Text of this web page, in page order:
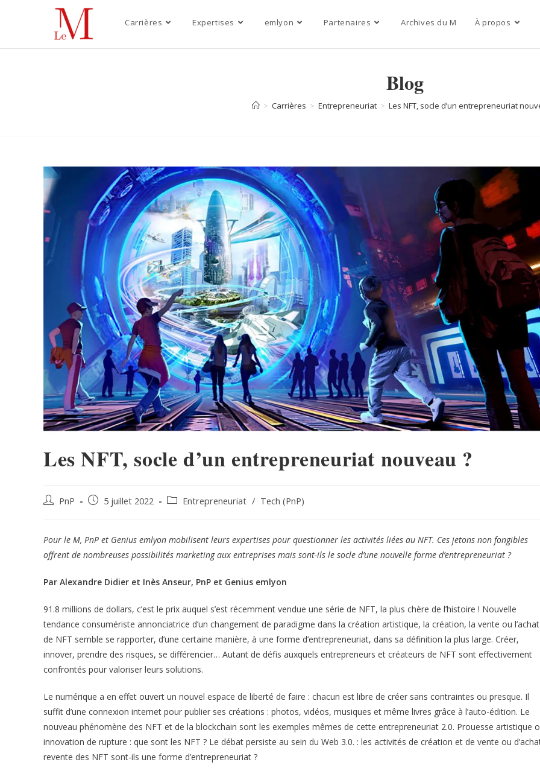
Carrières Expertises emlyon Partenaires Archives du M À propos
Blog
> Carrières > Entrepreneuriat > Les NFT, socle d’un entrepreneuriat
Les NFT, socle d’un entrepreneuriat nouveau ?
PnP 5 juillet 2022 Entrepreneuriat / Tech (PnP)
Pour le M, PnP et Genius emlyon mobilisent leurs expertises pour questionner les activités liées au NFT. Ces jetons non fongibles
offrent de nombreuses possibilités marketing aux entreprises mais sont-ils le socle d’une nouvelle forme d’entrepreneuriat ?
Par Alexandre Didier et Inès Anseur, PnP et Genius emlyon
91.8 millions de dollars, c’est le prix auquel s’est récemment vendue une série de NFT, la plus chère de l’histoire ! Nouvelle
tendance consumériste annonciatrice d’un changement de paradigme dans la création artistique, la création, la vente ou l’achat
de NFT semble se rapporter, d’une certaine manière, à une forme d’entrepreneuriat, dans sa définition la plus large. Créer,
innover, prendre des risques, se différencier… Autant de défis auxquels entrepreneurs et créateurs de NFT sont effectivement
confrontés pour valoriser leurs solutions.
Le numérique a en effet ouvert un nouvel espace de liberté de faire : chacun est libre de créer sans contraintes ou presque. Il
suffit d’une connexion internet pour publier ses créations : photos, vidéos, musiques et même livres grâce à l’auto-édition. Le
nouveau phénomène des NFT et de la blockchain sont les exemples mêmes de cette entrepreneuriat 2.0. Prouesse artistique
innovation de rupture : que sont les NFT ? Le débat persiste au sein du Web 3.0. : les activités de création et de vente ou
revente des NFT sont-ils une forme d’entrepreneuriat ?